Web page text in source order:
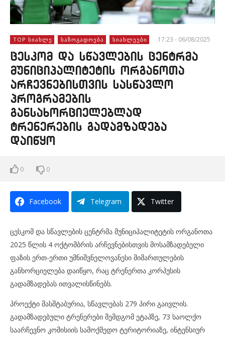
TOP ᲡᲘᲐᲮᲚᲔ ᲡᲐᲖᲝᲒᲐᲓᲝᲔᲑᲐ ᲡᲘᲐᲮᲚᲔᲔᲑᲘ 17:23 - 06/08/2025
ცესკომ და სწავლების ცენტრმა
მუნიციპალიტეტის ორგანოთა
არჩევნებისთვის სასწავლო
პროგრამების
განსახორციელებლად
ტრენერების გადამზადება
დაიწყო
0 0
Facebook Telegram Twitter
ცესკომ და სწავლების ცენტრმა მუნიციპალიტეტის ორგანოთა
2025 წლის 4 ოქტომბრის არჩევნებისთვის მოსამზადებელი
ფაზის ერთ-ერთი უმნიშვნელოვანესი მიმართულების
განხორციელება დაიწყო, რაც ტრენერთა კორპუსის
გადამზადებას ითვალისწინებს.
პროექტი მასშტაბურია, სწავლებას 279 პირი გაივლის.
გადამზადებული ტრენერები შემდგომ ეტაპზე, 73 საოლქო
საარჩევნო კომისიის სამოქმედო ტერიტორიაზე, ინტენსიურ